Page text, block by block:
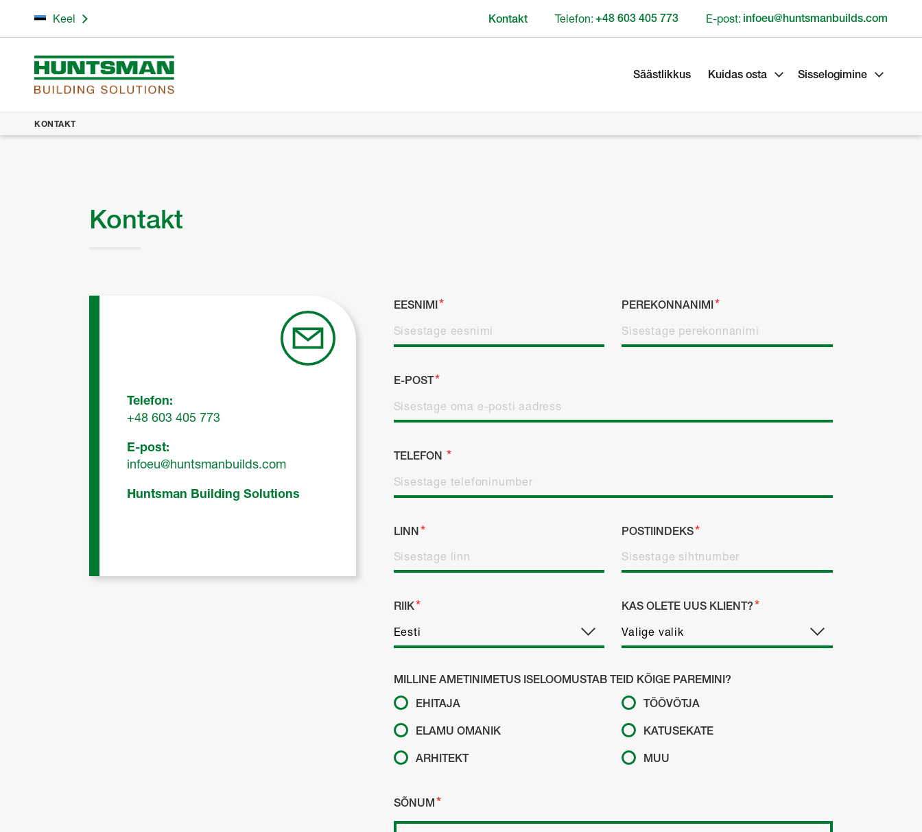
Säästlikkus Kuidas osta Sisselogimine
KONTAKT
Kontakt
EESNIMI PEREKONNANIMI
E-POST
TELEFON
LINN POSTIINDEKS
RIIK KAS OLETE UUS KLIENT?
MILLINE AMETINIMETUS ISELOOMUSTAB TEID KÕIGE PAREMINI?
EHITAJA
TÖÖVÕTJA
ELAMU OMANIK KATUSEKATE
ARHITEKT MUU
SÕNUM
Telefon:
+48 603 405 773
E-post:
infoeu@huntsmanbuilds.com
Huntsman Building Solutions
Keel Kontakt Telefon: +48 603 405 773 E-post: infoeu@huntsmanbuilds.com